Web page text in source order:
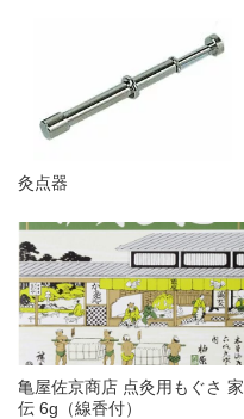
灸点器
亀屋佐京商店 点灸用もぐさ 家
伝 6g（線香付）